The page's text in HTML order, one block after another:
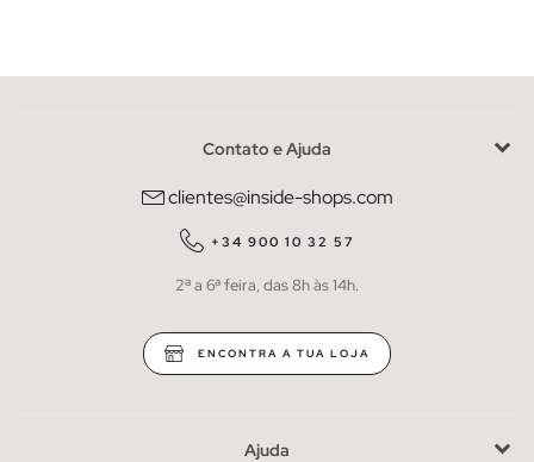
Contato e Ajuda
clientes@inside-shops.com
+34 900 10 32 57
2ª a 6ª feira, das 8h às 14h.
ENCONTRA A TUA LOJA
Ajuda